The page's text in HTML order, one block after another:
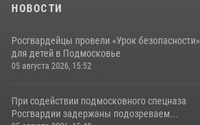
НОВОСТИ
Росгвардейцы провели «Урок безопасности»
для детей в Подмосковье
05 августа 2026, 15:52
При содействии подмосковного спецназа
Росгвардии задержаны подозреваем...